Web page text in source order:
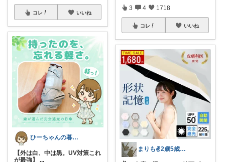
コレ いいね
ひーちゃんの暮らしと服ROOM🌷
【外は白、中は黒。UV対策これ
が最強】 ...
3 4 1718
コレ いいね
まりも✌️2歳5歳のママ☀️朝コレ☀️